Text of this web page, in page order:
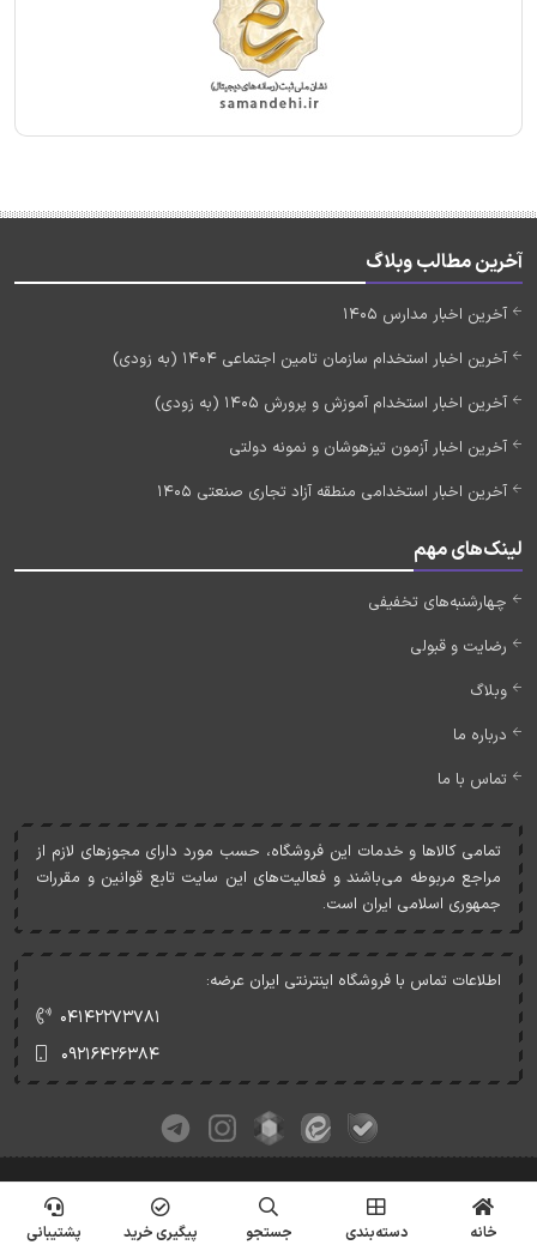
آخرین مطالب وبلاگ
آخرین اخبار مدارس 1405
آخرین اخبار استخدام سازمان تامین اجتماعی 1404 (به زودی)
آخرین اخبار استخدام آموزش و پرورش 1405 (به زودی)
آخرین اخبار آزمون تیزهوشان و نمونه دولتی
آخرین اخبار استخدامی منطقه آزاد تجاری صنعتی 1405
لینک‌های مهم
چهارشنبه‌های تخفیفی
رضایت و قبولی
وبلاگ
درباره ما
تماس با ما
تمامی کالاها و خدمات اين فروشگاه، حسب مورد دارای مجوزهای لازم از
مراجع مربوطه می‌باشند و فعاليت‌های اين سايت تابع قوانين و مقررات
جمهوری اسلامی ايران است.
اطلاعات تماس با فروشگاه اینترنتی ایران عرضه:
۰۴۱۴۲۲۷۳۷۸۱
۰۹۲۱۶۴۲۶۳۸۴
کلیه حقوق این وبسایت متعلق به ایران عرضه می‌باشد.
© Copyrights - IranArze.ir - 1405
خانه دسته‌بندی جستجو پیگیری خرید پشتیبانی